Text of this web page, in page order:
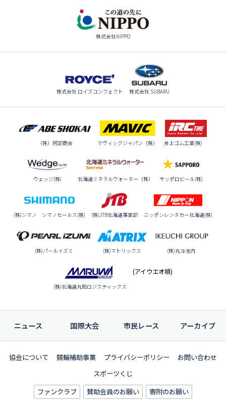
株式会社NIPPO
株式会社 ロイズコンフェクト 株式会社 SUBARU
（株）阿部商会 マヴィックジャパン（株） 井上ゴム工業(株)
ウェッジ(株) 北海道ミネラルウォーター（株） サッポロビール(株)
(株)シマノ シマノセールス(株) (株)JTB北海道事業部 ニッポンレンタカー北海道(株)
(株)パールイズミ (株)マトリックス (株)丸ヨ池内
(株)北海道丸和ロジスティックス
(アイウエオ順)
ニュース 国際大会 市民レース アーカイブ
協会について 競輪補助事業 プライバシーポリシー
お問い合わせ
スポーツくじ
ファンクラブ
賛助会員のお願い 寄附のお願い